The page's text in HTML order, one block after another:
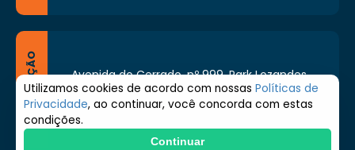
LOCALIZAÇÃO
Avenida do Cerrado, nº 999, Park Lozandes,
Goiânia - Goiás CEP: 74884-092
Segunda à Sexta de 8h às 17h
Utilizamos cookies de acordo com nossas Políticas de
Privacidade, ao continuar, você concorda com estas
condições.
Continuar